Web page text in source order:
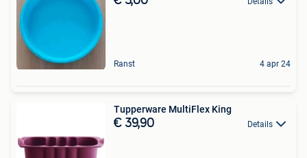
Ranst 4 apr 24
Tupperware MultiFlex King
€ 39,90 Details